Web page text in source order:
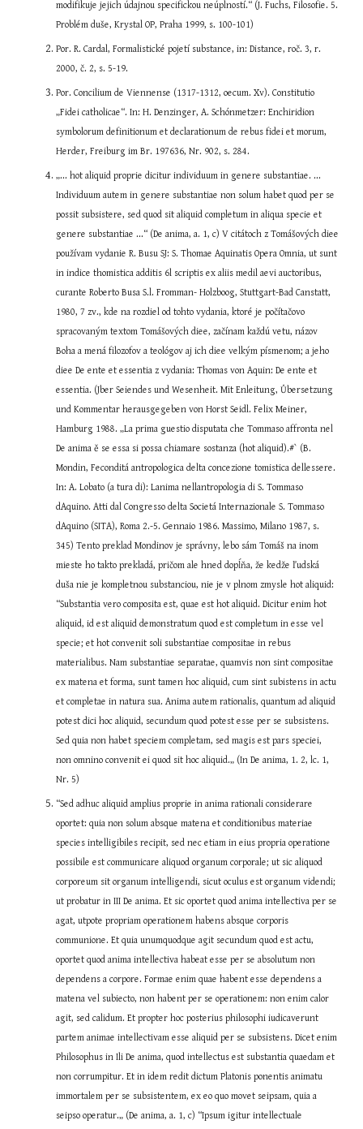
modifikuje jejich údajnou specifickou neúplností.“ (J. Fuchs, Filosofie. 5.
Problém duše, Krystal OP, Praha 1999, s. 100-101)
Por. R. Cardal, Formalistické pojetí substance, in: Distance, roč. 3, r.
2000, č. 2, s. 5-19.
Por. Concilium de Viennense (1317-1312, oecum. Xv). Constitutio
„Fidei catholicae“. In: H. Denzinger, A. Schónmetzer: Enchiridion
symbolorum definitionum et declarationum de rebus fidei et morum,
Herder, Freiburg im Br. 197636, Nr. 902, s. 284.
„... hot aliquid proprie dicitur individuum in genere substantiae. ...
Individuum autem in genere substantiae non solum habet quod per se
possit subsistere, sed quod sit aliquid completum in aliqua specie et
genere substantiae ...“ (De anima, a. 1, c) V citátoch z Tomášových diee
používam vydanie R. Busu SJ: S. Thomae Aquinatis Opera Omnia, ut sunt
in indice thomistica additis 6l scriptis ex aliis medil aevi auctoribus,
curante Roberto Busa S.l. Fromman- Holzboog, Stuttgart-Bad Canstatt,
1980, 7 zv., kde na rozdiel od tohto vydania, ktoré je počítačovo
spracovaným textom Tomášových diee, začínam každú vetu, názov
Boha a mená filozofov a teológov aj ich diee velkým písmenom; a jeho
diee De ente et essentia z vydania: Thomas von Aquin: De ente et
essentia. (Jber Seiendes und Wesenheit. Mit Enleitung, Ůbersetzung
und Kommentar herausgegeben von Horst Seidl. Felix Meiner,
Hamburg 1988. „La prima guestio disputata che Tommaso affronta nel
De anima ě se essa si possa chiamare sostanza (hot aliquid).#` (B.
Mondin, Feconditá antropologica delta concezione tomistica dellessere.
In: A. Lobato (a tura di): Lanima nellantropologia di S. Tommaso
dAquino. Atti dal Congresso delta Societá Internazionale S. Tommaso
dAquino (SITA), Roma 2.-5. Gennaio 1986. Massimo, Milano 1987, s.
345) Tento preklad Mondinov je správny, lebo sám Tomáš na inom
mieste ho takto prekladá, pričom ale hned dopĺňa, že kedže ľudská
duša nie je kompletnou substanciou, nie je v plnom zmysle hot aliquid:
“Substantia vero composita est, quae est hot aliquid. Dicitur enim hot
aliquid, id est aliquid demonstratum quod est completum in esse vel
specie; et hot convenit soli substantiae compositae in rebus
materialibus. Nam substantiae separatae, quamvis non sint compositae
ex matena et forma, sunt tamen hoc aliquid, cum sint subistens in actu
et completae in natura sua. Anima autem rationalis, quantum ad aliquid
potest dici hoc aliquid, secundum quod potest esse per se subsistens.
Sed quia non habet speciem completam, sed magis est pars speciei,
non omnino convenit ei quod sit hoc aliquid.„ (In De anima, 1. 2, lc. 1,
Nr. 5)
“Sed adhuc aliquid amplius proprie in anima rationali considerare
oportet: quia non solum absque matena et conditionibus materiae
species intelligibiles recipit, sed nec etiam in eius propria operatione
possibile est communicare aliquod organum corporale; ut sic aliquod
corporeum sit organum intelligendi, sicut oculus est organum videndi;
ut probatur in III De anima. Et sic oportet quod anima intellectiva per se
agat, utpote propriam operationem habens absque corporis
communione. Et quia unumquodque agit secundum quod est actu,
oportet quod anima intellectiva habeat esse per se absolutum non
dependens a corpore. Formae enim quae habent esse dependens a
matena vel subiecto, non habent per se operationem: non enim calor
agit, sed calidum. Et propter hoc posterius philosophi iudicaverunt
partem animae intellectivam esse aliquid per se subsistens. Dicet enim
Philosophus in Ili De anima, quod intellectus est substantia quaedam et
non corrumpitur. Et in idem redit dictum Platonis ponentis animatu
immortalem per se subsistentem, ex eo quo movet seipsam, quia a
seipso operatur.„ (De anima, a. 1, c) “Ipsum igitur intellectuale